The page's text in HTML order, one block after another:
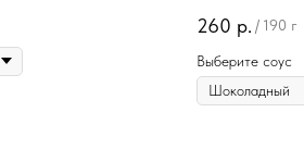
260 р. / 190 г
Выберите соус